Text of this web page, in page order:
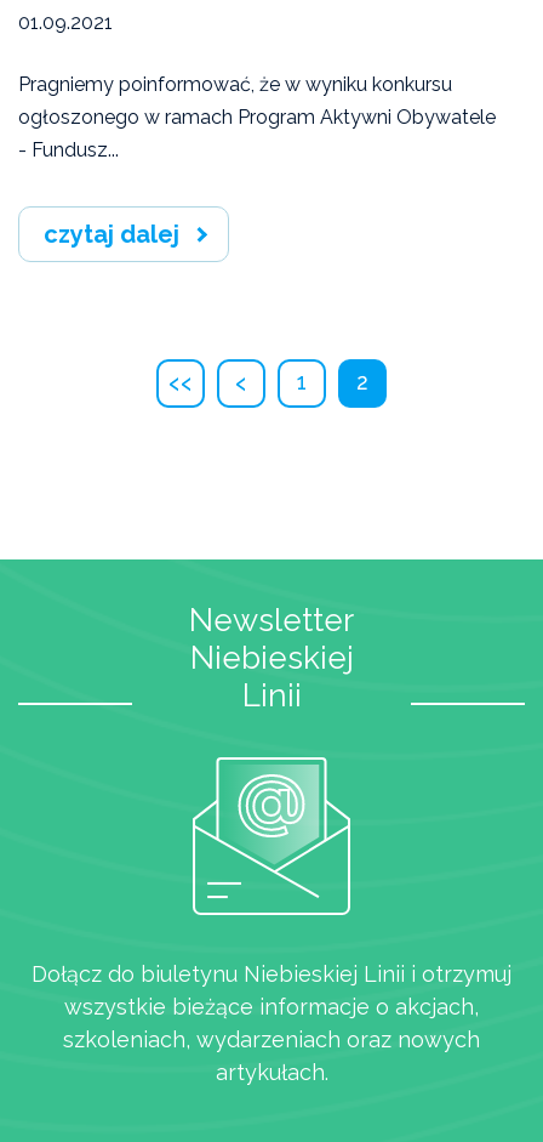
01.09.2021
Pragniemy poinformować, że w wyniku konkursu
ogłoszonego w ramach Program Aktywni Obywatele
- Fundusz...
czytaj dalej
‹‹ ‹ 1 2
Newsletter
Niebieskiej
Linii
Dołącz do biuletynu Niebieskiej Linii i otrzymuj
wszystkie bieżące informacje o akcjach,
szkoleniach, wydarzeniach oraz nowych
artykułach.